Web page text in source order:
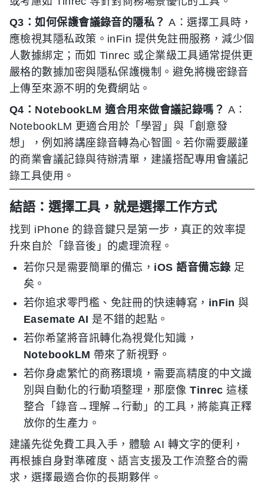
Q3：如何保護會議錄音的隱私？ A：選擇工具時，
應檢視其隱私政策。inFin 提供免註冊服務，減少個
人數據綁定；而如 Tinrec 或企業級工具通常提供更
嚴格的數據加密與隱私保護機制。避免將機密錄音
上傳至來源不明的免費網站。
Q4：NotebookLM 適合用來做會議記錄嗎？ A：
NotebookLM 更適合用於「學習」與「創意發
想」，例如將講座錄音轉為心智圖。若你需要嚴謹
的商業會議記錄與待辦清單，建議搭配專用會議記
錄工具使用。
結語：選擇工具，就是選擇工作方式
找到 iPhone 的錄音鍵只是第一步，真正的效率提
升來自於「錄音後」的處理流程。
若你只是需要簡單的備忘， iOS 語音備忘錄 足
矣。
若你追求零門檻、免註冊的快速轉寫， inFin 與
Easemate AI 是不錯的起點。
若你希望將音訊轉化為視覺化知識，
NotebookLM 帶來了新視野。
若你身處繁忙的商務環境，需要高精度的中文識
別與自動化的行動項整理，那麼像Tinrec 這樣
整合「錄音→理解→行動」的工具，將能真正釋
放你的生產力。
建議先從免費工具入手，體驗 AI 轉文字的便利，
再根據自身對準確度、語言支援及工作流整合的需
求，選擇最適合你的長期夥伴。